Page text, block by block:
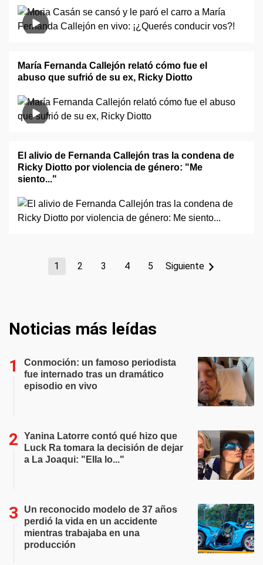
María Fernanda Callejón relató cómo fue el
abuso que sufrió de su ex, Ricky Diotto
El alivio de Fernanda Callejón tras la condena de
Ricky Diotto por violencia de género: "Me
siento..."
1 2 3 4 5 Siguiente
Noticias más leídas
Conmoción: un famoso periodista
fue internado tras un dramático
episodio en vivo
Yanina Latorre contó qué hizo que
Luck Ra tomara la decisión de dejar
a La Joaqui: "Ella lo..."
Un reconocido modelo de 37 años
perdió la vida en un accidente
mientras trabajaba en una
producción